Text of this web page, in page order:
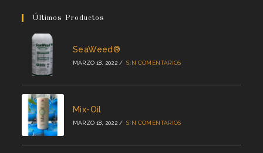
Últimos Productos
SeaWeed®
MARZO 18, 2022 / SIN COMENTARIOS
Mix-Oil
MARZO 18, 2022 / SIN COMENTARIOS